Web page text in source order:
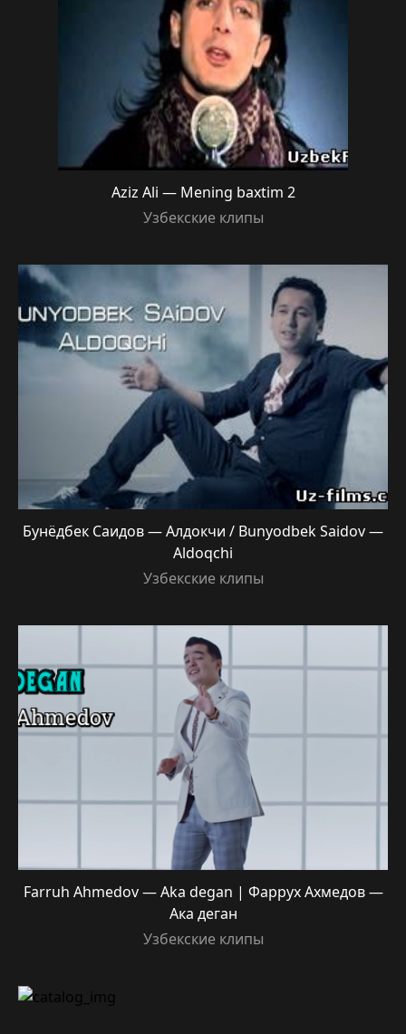
Aziz Ali — Mening baxtim 2
Узбекские клипы
Бунёдбек Саидов — Алдокчи / Bunyodbek Saidov —
Aldoqchi
Узбекские клипы
Farruh Ahmedov — Aka degan | Фаррух Ахмедов —
Ака деган
Узбекские клипы